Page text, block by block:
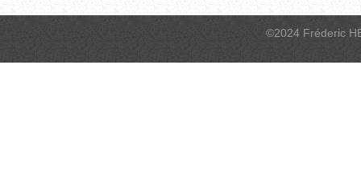
©2024 Fréderic